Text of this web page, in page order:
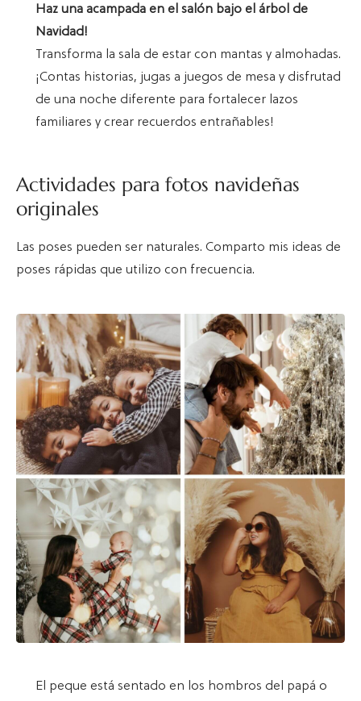
Haz una acampada en el salón bajo el árbol de
Navidad!
Transforma la sala de estar con mantas y almohadas.
¡Contas historias, jugas a juegos de mesa y disfrutad
de una noche diferente para fortalecer lazos
familiares y crear recuerdos entrañables!
Actividades para fotos navideñas
originales
Las poses pueden ser naturales. Comparto mis ideas de
poses rápidas que utilizo con frecuencia.
El peque está sentado en los hombros del papá o